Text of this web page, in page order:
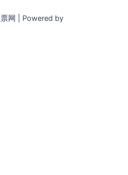
网 | Powered by